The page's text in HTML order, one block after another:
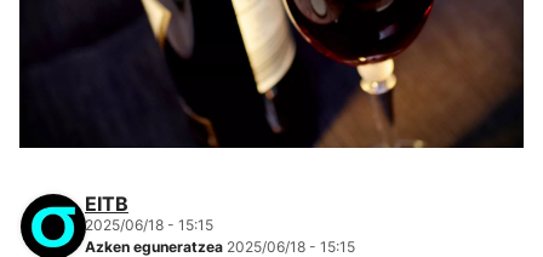
EITB
2025/06/18 - 15:15
Azken eguneratzea 2025/06/18 - 15:15